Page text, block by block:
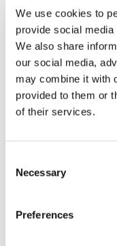
We use cookies to
provide social
We also share
our social media,
may combine it with
provided to them or
of their services.
Selection
Necessary
Preferences
Arbeitsbereich
vorberechnet
automatische
Beide
den Kranfahrer
hohes Maß an
für ihn eine gute
Neben der
aber auch die
Ort aus erster